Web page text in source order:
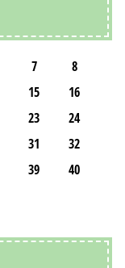
7
8
15
16
23
24
31
32
39
40